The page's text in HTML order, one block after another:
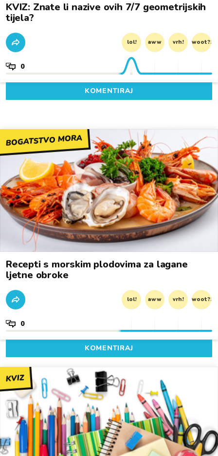
KVIZ: Znate li nazive ovih 7/7 geometrijskih
tijela?
lol! aww vrh! woot?!
0
KOMENTIRAJ
BOGATSTVO MORA
Recepti s morskim plodovima za lagane
ljetne obroke
lol! aww vrh! woot?!
0
KOMENTIRAJ
KVIZ